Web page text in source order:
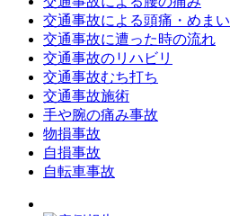
交通事故による頭痛・めま
交通事故に遭った時の流れ
交通事故のリハビリ
交通事故むち打ち
交通事故施術
手や腕の痛み事故
物損事故
自損事故
自転車事故